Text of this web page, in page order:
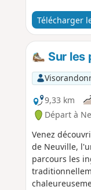
Télécharger
Sur les
9,33 km
Départ à
Venez
de Neuville,
parcours les